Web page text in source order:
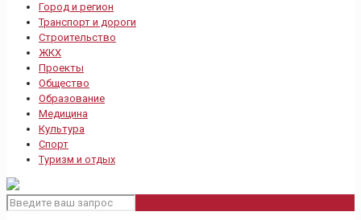
Город и регион
Транспорт и дороги
Строительство
ЖКХ
Проекты
Общество
Образование
Медицина
Культура
Спорт
Туризм и отдых